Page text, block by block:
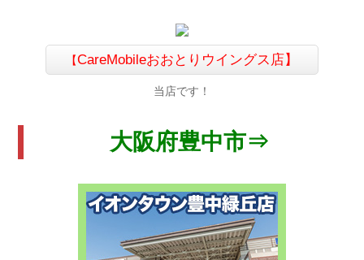
【CareMobileおおとりウイングス店】
当店です！
大阪府豊中市⇒